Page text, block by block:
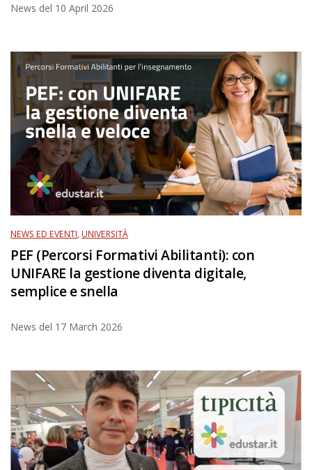
News del 10 April 2026
NEWS ED EVENTI,UNIVERSITÀ
PEF (Percorsi Formativi Abilitanti): con
UNIFARE la gestione diventa digitale,
semplice e snella
News del 17 March 2026